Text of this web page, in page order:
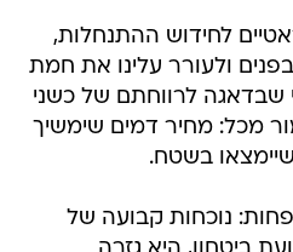
לחידוש ההתנחלות,
ולעורר עלינו את חמת
שבדאגה לרווחתם של כשני
מכל: מחיר דמים שימשיך
בשטח.
נוכחות קבועה של